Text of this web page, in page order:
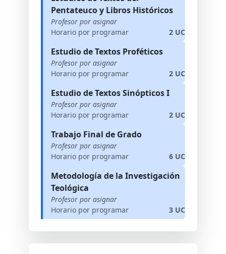
Pentateuco y Libros Históricos
Profesor por asignar
Horario por programar
2 UC
Estudio de Textos Proféticos
Profesor por asignar
Horario por programar
2 UC
Estudio de Textos Sinópticos I
Profesor por asignar
Horario por programar
2 UC
Trabajo Final de Grado
Profesor por asignar
Horario por programar
6 UC
Metodología de la Investigación
Teológica
Profesor por asignar
Horario por programar
3 UC